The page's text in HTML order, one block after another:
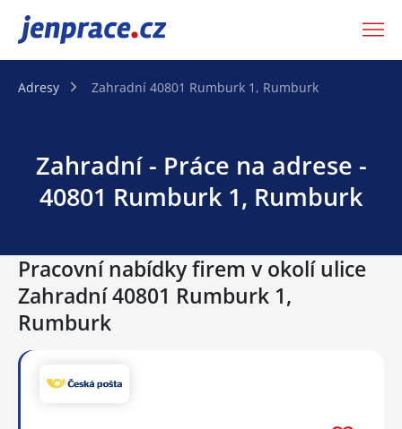
JenPráce.cz
Adresy Zahradní 40801 Rumburk 1, Rumburk
Zahradní - Práce na adrese -
40801 Rumburk 1, Rumburk
Pracovní nabídky firem v okolí ulice
Zahradní 40801 Rumburk 1,
Rumburk